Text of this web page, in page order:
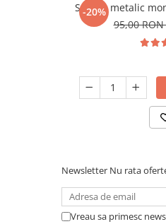
-20%
Sablon metalic
95,00 RON
Newsletter Nu rata
Vreau sa primesc